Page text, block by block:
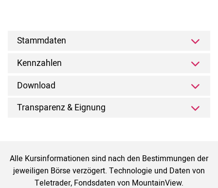
Stammdaten
Kennzahlen
Download
Transparenz & Eignung
Alle Kursinformationen sind nach den Bestimmungen der
jeweiligen Börse verzögert. Technologie und Daten von
Teletrader, Fondsdaten von MountainView.